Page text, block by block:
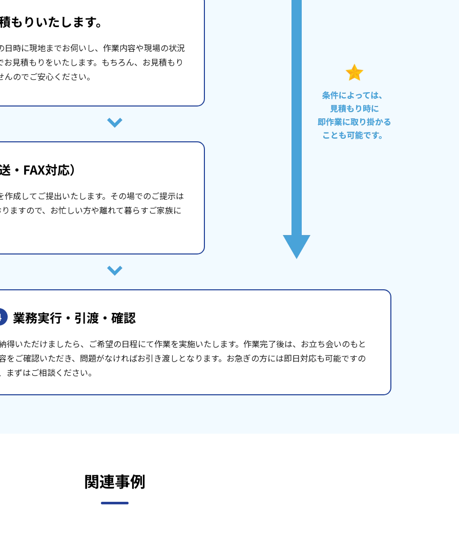
もりいたします。
時に現地までお伺いし、作業内容や現場の状況
見積もりをいたします。もちろん、お見積もり
のでご安心ください。
・FAX対応）
成してご提出いたします。その場でのご提示は
ますので、お忙しい方や離れて暮らすご家族に
業務実行・引渡・確認
得いただけましたら、ご希望の日程にて作業を実施いたします。作業完了後は、お立ち会いのもと
をご確認いただき、問題がなければお引き渡しとなります。お急ぎの方には即日対応も可能ですの
まずはご相談ください。
関連事例